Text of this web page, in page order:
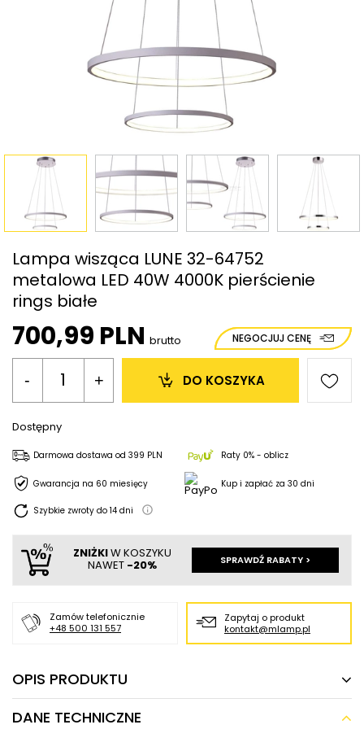
Lampa wisząca LUNE 32-64752
metalowa LED 40W 4000K pierścienie
rings białe
700,99 PLN brutto NEGOCJUJ CENĘ
- + DO KOSZYKA
Dostępny
Darmowa dostawa od 399 PLN Raty 0% - oblicz
Gwarancja na 60 miesięcy Kup i zapłać za 30 dni
Szybkie zwroty do 14 dni
ZNIŻKIW KOSZYKU
NAWET -20% SPRAWDŹ RABATY >
Zamów telefonicznie
+48 500 131 557
Zapytaj o produkt
kontakt@mlamp.pl
OPIS PRODUKTU
Lampa wisząca LUNE 32-64752 metalowa LED
DANE TECHNICZNE